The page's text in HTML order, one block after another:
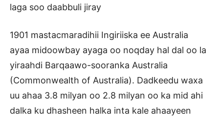
laga soo daabbuli jiray
1901 mastacmaradihii Ingiriiska ee Australia
ayaa midoowbay ayaga oo noqday hal dal oo la
yiraahdi Barqaawo-sooranka Australia
(Commonwealth of Australia). Dadkeedu waxa
uu ahaa 3.8 milyan oo 2.8 milyan oo ka mid ahi
dalka ku dhasheen halka inta kale ahaayeen